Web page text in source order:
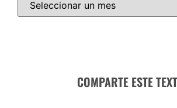
COMPARTE ESTE